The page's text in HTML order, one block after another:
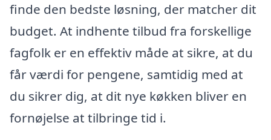
finde den bedste løsning, der matcher dit
budget. At indhente tilbud fra forskellige
fagfolk er en effektiv måde at sikre, at du
får værdi for pengene, samtidig med at
du sikrer dig, at dit nye køkken bliver en
fornøjelse at tilbringe tid i.